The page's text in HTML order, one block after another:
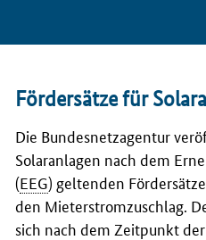
Fördersätze für
Die Bundesnetzagentur
Solaranlagen nach dem
(EEG) geltenden
den Mieterstromzuschlag.
sich nach dem Zeitpunkt